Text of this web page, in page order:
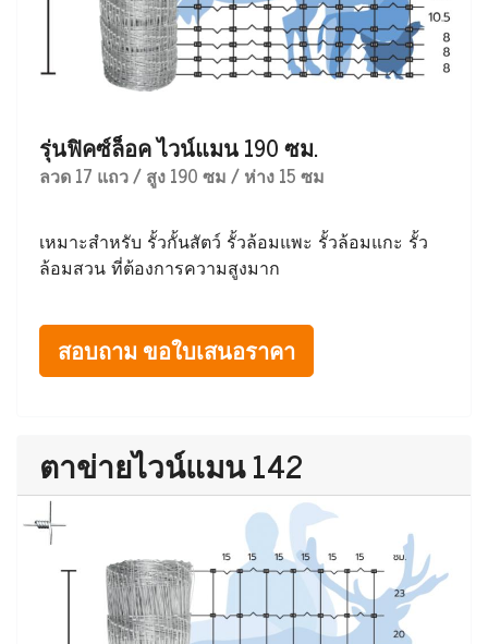
รุ่นฟิคซ์ล็อค ไวน์แมน 190 ซม.
ลวด 17 แถว / สูง 190 ซม / ห่าง 15 ซม
เหมาะสำหรับ รั้วกั้นสัตว์ รั้วล้อมแพะ รั้วล้อมแกะ รั้ว
ล้อมสวน ที่ต้องการความสูงมาก
สอบถาม ขอใบเสนอราคา
ตาข่ายไวน์แมน 142